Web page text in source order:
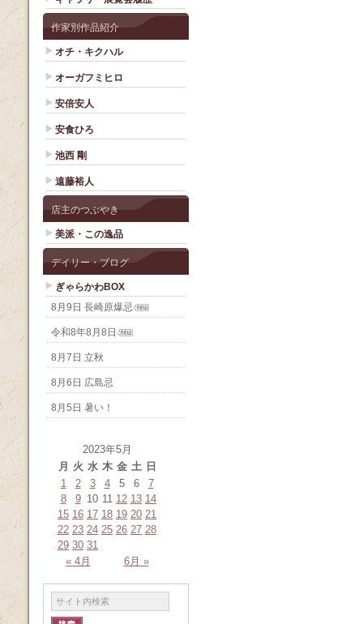
作家別作品紹介
オチ・キクハル
オーガフミヒロ
安倍安人
安食ひろ
池西 剛
遠藤裕人
店主のつぶやき
美派・この逸品
デイリー・ブログ
ぎゃらかわBOX
8月9日 長崎原爆忌
令和8年8月8日
8月7日 立秋
8月6日 広島忌
8月5日 暑い！
2023年5月
月
火 水 木 金 土 日
« 4月 6月 »
1 2 3 4 5 6
7
8
9 10 11 12 13 14
15 16 17 18 19 20 21
22 23 24 25 26 27 28
29 30 31